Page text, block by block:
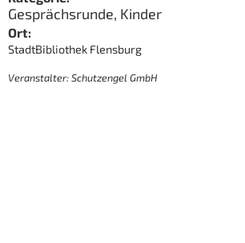
Gesprächsrunde, Kinder
Ort:
StadtBibliothek Flensburg
Veranstalter: Schutzengel GmbH